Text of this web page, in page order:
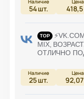
54шт.
MIX,
ОТЛИЧНО
25шт.